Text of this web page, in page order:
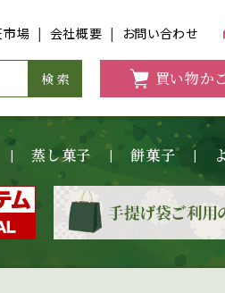
場 会社概要 お問い合わせ
買い物か
蒸し菓子 餅菓子